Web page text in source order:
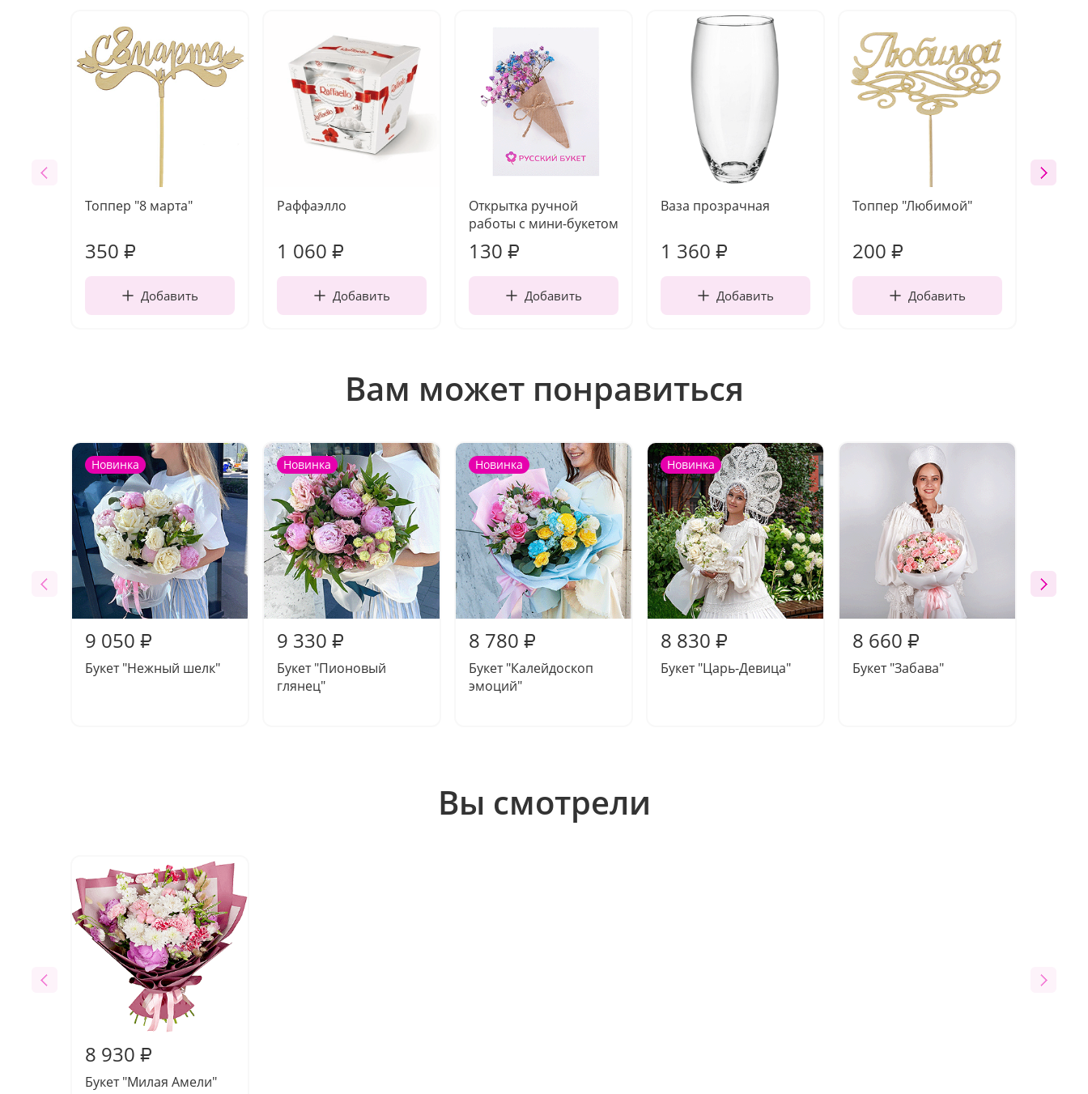
Топпер "8 марта"
350 ₽
Добавить
Раффаэлло
1 060 ₽
Добавить
Открытка ручной
работы с мини-букетом
130 ₽
Добавить
Ваза прозрачная
1 360 ₽
Добавить
Топпер "Любимой"
200 ₽
Добавить
Вам может понравиться
Новинка
9 050 ₽
Букет "Нежный шелк"
Новинка
9 330 ₽
Букет "Пионовый
глянец"
Новинка
8 780 ₽
Букет "Калейдоскоп
эмоций"
Новинка
8 830 ₽
Букет "Царь-Девица"
8 660 ₽
Букет "Забава"
Вы смотрели
8 930 ₽
Букет "Милая Амели"